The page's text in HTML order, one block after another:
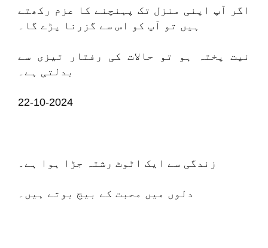
اگر آپ اپنی منزل تک پہنچنے کا عزم رکھتے
ہیں تو آپ کو اس سے گزرنا پڑے گا۔
نیت پختہ ہو تو حالات کی رفتار تیزی سے
بدلتی ہے۔
22-10-2024
زندگی سے ایک اٹوٹ رشتہ جڑا ہوا ہے۔
دلوں میں محبت کے بیج بوتے ہیں۔